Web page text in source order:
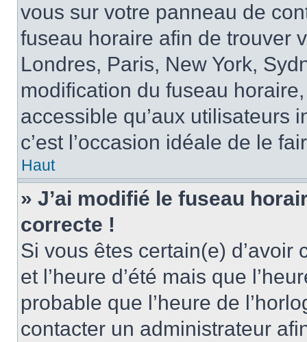
vous sur votre panneau de
fuseau horaire afin de trouver
Londres, Paris, New York,
modification du fuseau
accessible qu’aux utilisateurs
c’est l’occasion idéale de le
Haut
» J’ai modifié le fuseau
correcte !
Si vous êtes certain(e)
et l’heure d’été mais que
probable que l’heure de
contacter un administrateur